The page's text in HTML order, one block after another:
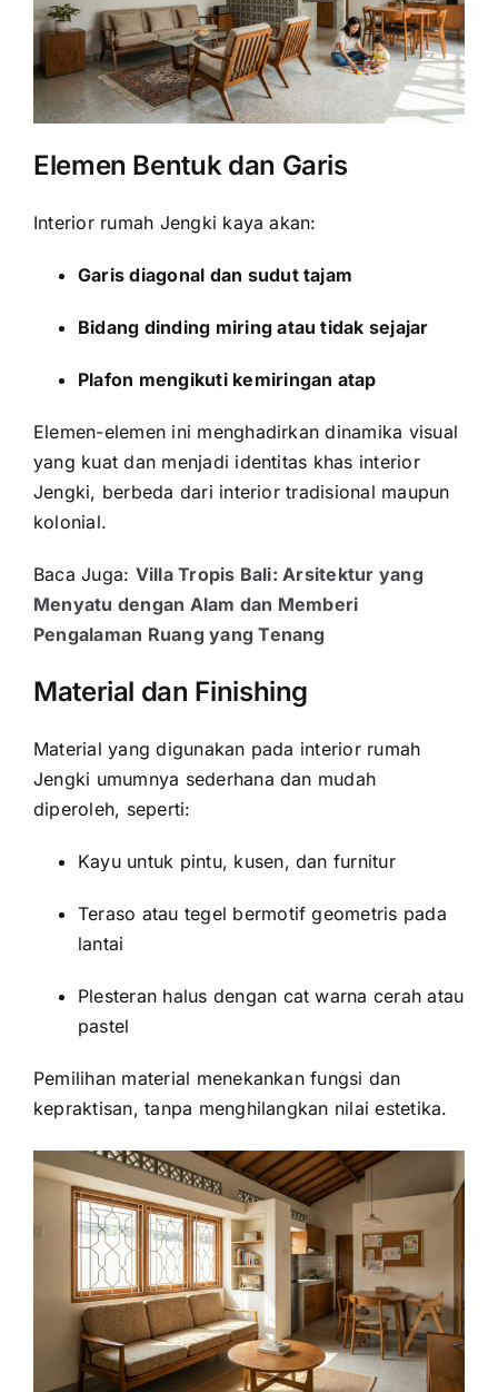
Elemen Bentuk dan Garis
Interior rumah Jengki kaya akan:
Garis diagonal dan sudut tajam
Bidang dinding miring atau tidak sejajar
Plafon mengikuti kemiringan atap
Elemen-elemen ini menghadirkan dinamika visual
yang kuat dan menjadi identitas khas interior
Jengki, berbeda dari interior tradisional maupun
kolonial.
Baca Juga: Villa Tropis Bali: Arsitektur yang
Menyatu dengan Alam dan Memberi
Pengalaman Ruang yang Tenang
Material dan Finishing
Material yang digunakan pada interior rumah
Jengki umumnya sederhana dan mudah
diperoleh, seperti:
Kayu untuk pintu, kusen, dan furnitur
Teraso atau tegel bermotif geometris pada
lantai
Plesteran halus dengan cat warna cerah atau
pastel
Pemilihan material menekankan fungsi dan
kepraktisan, tanpa menghilangkan nilai estetika.